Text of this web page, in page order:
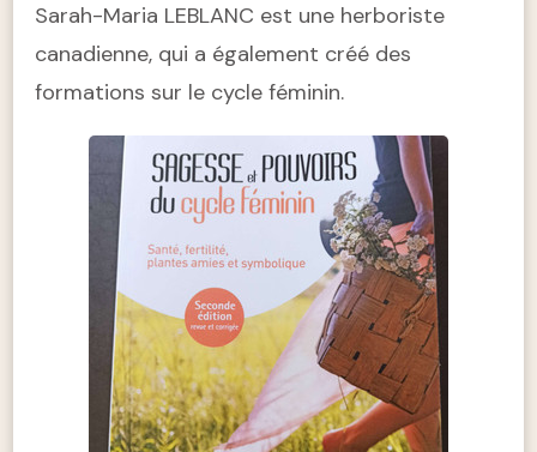
Sarah-Maria LEBLANC est une herboriste
canadienne, qui a également créé des
formations sur le cycle féminin.